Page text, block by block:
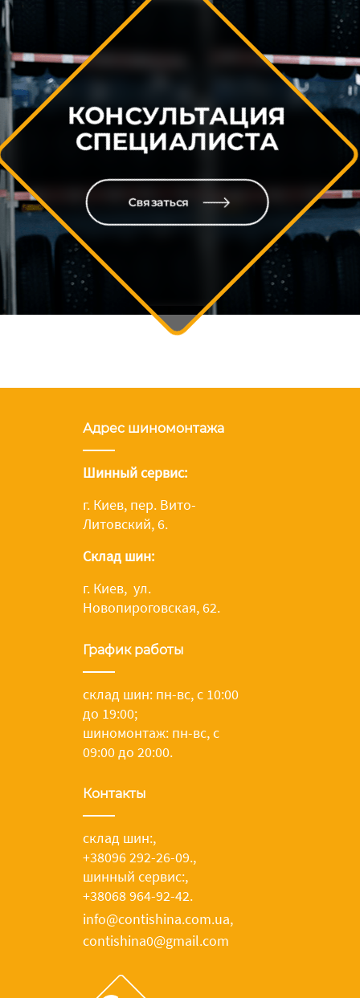
КОНСУЛЬТАЦИЯ
СПЕЦИАЛИСТА
Связаться
Адрес шиномонтажа
Шинный сервис:
г. Киев, пер. Вито-
Литовский, 6.
Склад шин:
г. Киев, ул.
Новопироговская, 62.
График работы
склад шин: пн-вс, с 10:00
до 19:00;
шиномонтаж: пн-вс, с
09:00 до 20:00.
Контакты
склад шин:,
+38096 292-26-09.,
шинный сервис:,
+38068 964-92-42.
info@contishina.com.ua,
contishina0@gmail.com